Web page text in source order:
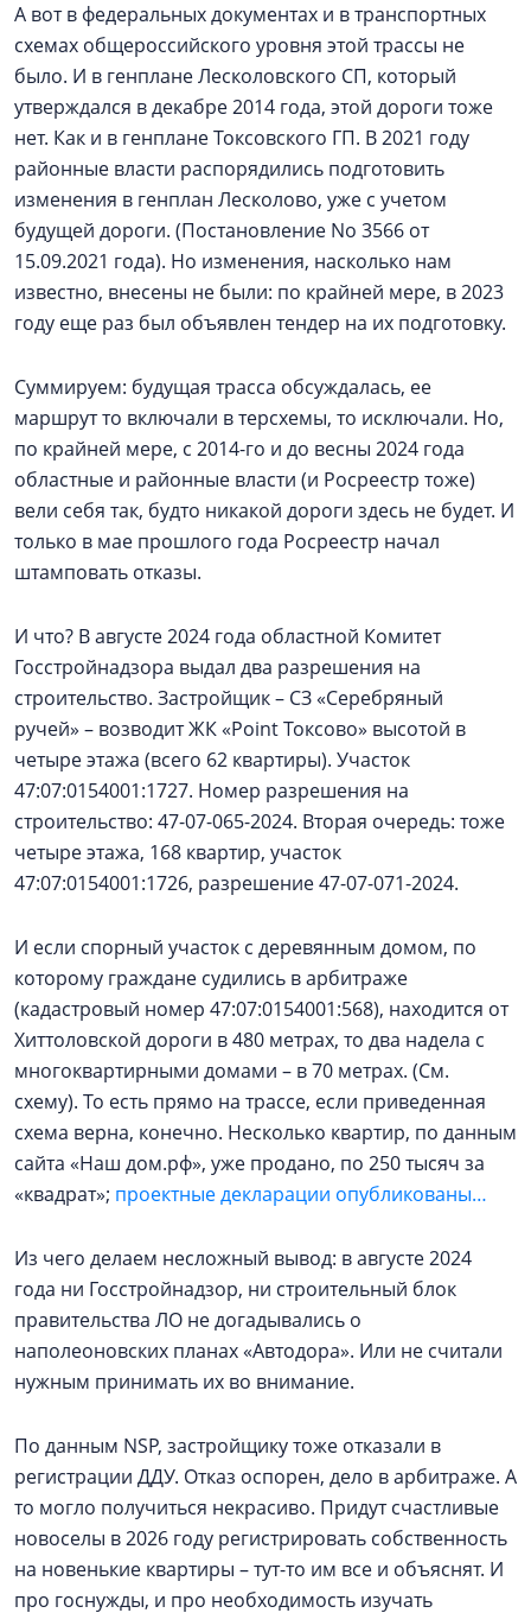
А вот в федеральных документах и в транспортных
схемах общероссийского уровня этой трассы не
было. И в генплане Лесколовского СП, который
утверждался в декабре 2014 года, этой дороги тоже
нет. Как и в генплане Токсовского ГП. В 2021 году
районные власти распорядились подготовить
изменения в генплан Лесколово, уже с учетом
будущей дороги. (Постановление No 3566 от
15.09.2021 года). Но изменения, насколько нам
известно, внесены не были: по крайней мере, в 2023
году еще раз был объявлен тендер на их подготовку.
Суммируем: будущая трасса обсуждалась, ее
маршрут то включали в терсхемы, то исключали. Но,
по крайней мере, с 2014-го и до весны 2024 года
областные и районные власти (и Росреестр тоже)
вели себя так, будто никакой дороги здесь не будет. И
только в мае прошлого года Росреестр начал
штамповать отказы.
И что? В августе 2024 года областной Комитет
Госстройнадзора выдал два разрешения на
строительство. Застройщик – СЗ «Серебряный
ручей» – возводит ЖК «Point Токсово» высотой в
четыре этажа (всего 62 квартиры). Участок
47:07:0154001:1727. Номер разрешения на
строительство: 47-07-065-2024. Вторая очередь: тоже
четыре этажа, 168 квартир, участок
47:07:0154001:1726, разрешение 47-07-071-2024.
И если спорный участок с деревянным домом, по
которому граждане судились в арбитраже
(кадастровый номер 47:07:0154001:568), находится от
Хиттоловской дороги в 480 метрах, то два надела с
многоквартирными домами – в 70 метрах. (См.
схему). То есть прямо на трассе, если приведенная
схема верна, конечно. Несколько квартир, по данным
сайта «Наш дом.рф», уже продано, по 250 тысяч за
«квадрат»; проектные декларации опубликованы…
Из чего делаем несложный вывод: в августе 2024
года ни Госстройнадзор, ни строительный блок
правительства ЛО не догадывались о
наполеоновских планах «Автодора». Или не считали
нужным принимать их во внимание.
По данным NSP, застройщику тоже отказали в
регистрации ДДУ. Отказ оспорен, дело в арбитраже. А
то могло получиться некрасиво. Придут счастливые
новоселы в 2026 году регистрировать собственность
на новенькие квартиры – тут-то им все и объяснят. И
про госнужды, и про необходимость изучать